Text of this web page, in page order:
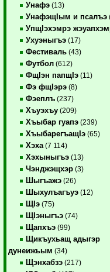
Унафэ (13)
УнафэщIым и псалъэ
УпщIэхэмрэ
Ухуэныгъэ (17)
Фестиваль (43)
Футбол (612)
ФщIэн папщIэ (11)
Фэ фщIэрэ (8)
Фэеплъ (237)
Хъуэхъу (209)
Хъыбар гуапэ (239)
ХъыбарегъащIэ (65)
Хэха (7 114)
Хэхыныгъэ (13)
Чэнджэщхэр (3)
Шыгъажэ (26)
Шыхулъагъуэ (12)
ЩIэ (75)
ЩIэныгъэ (74)
Щапхъэ (99)
Щикъухьащ адыгэр
дунеижьым (34)
Щэнхабзэ (217)